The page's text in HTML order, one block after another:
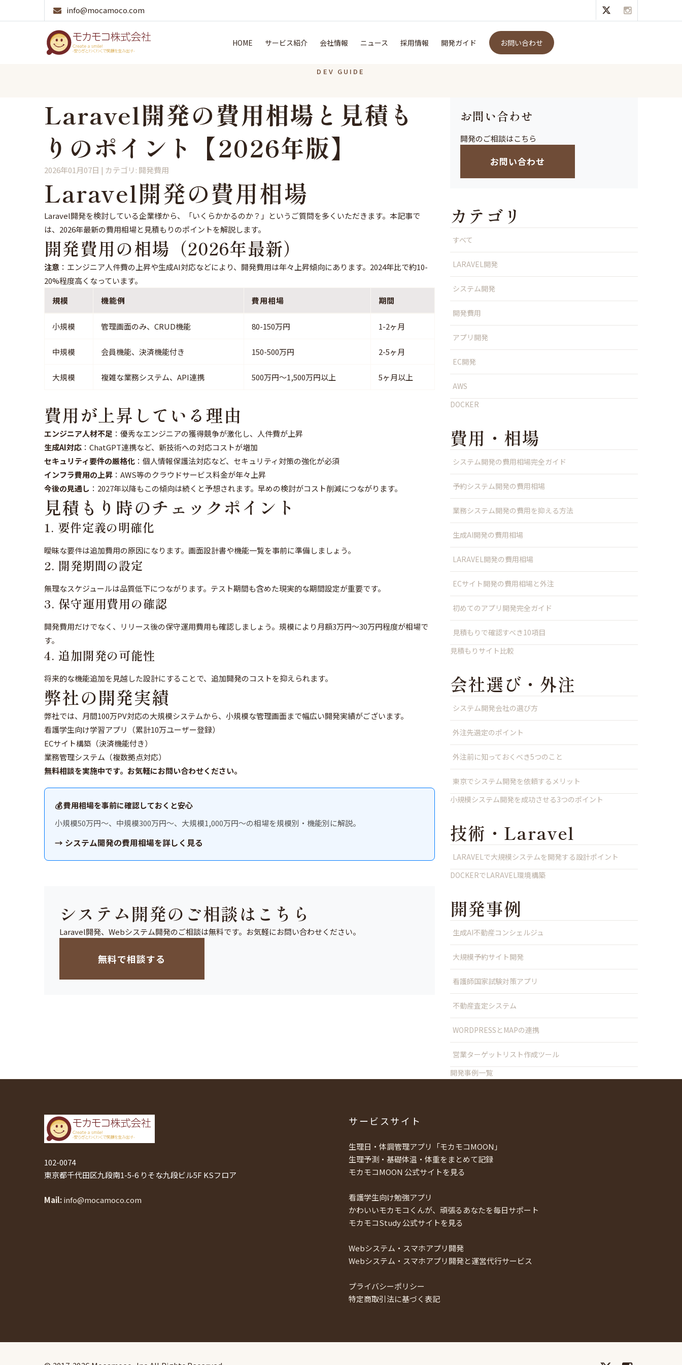
info@mocamoco.com
HOME サービス紹介 会社情報 ニュース 採用情報 開発ガイド お問い合わせ
DEV GUIDE
Laravel開発の費用相場と見積も
りのポイント【2026年版】
2026年01月07日 | カテゴリ: 開発費用
Laravel開発の費用相場
Laravel開発を検討している企業様から、「いくらかかるのか？」というご質問を多くいただきます。本記事で
は、2026年最新の費用相場と見積もりのポイントを解説します。
開発費用の相場（2026年最新）
注意 ：エンジニア人件費の上昇や生成AI対応などにより、開発費用は年々上昇傾向にあります。2024年比で約10-
20%程度高くなっています。
規模
機能例 費用相場 期間
小規模 管理画面のみ、CRUD機能 80-150万円 1-2ヶ月
中規模 会員機能、決済機能付き 150-500万円 2-5ヶ月
大規模 複雑な業務システム、API連携 500万円～1,500万円以上 5ヶ月以上
費用が上昇している理由
エンジニア人材不足 ：優秀なエンジニアの獲得競争が激化し、人件費が上昇
生成AI対応 ：ChatGPT連携など、新技術への対応コストが増加
セキュリティ要件の厳格化 ：個人情報保護法対応など、セキュリティ対策の強化が必須
インフラ費用の上昇 ：AWS等のクラウドサービス料金が年々上昇
今後の見通し ：2027年以降もこの傾向は続くと予想されます。早めの検討がコスト削減につながります。
見積もり時のチェックポイント
1. 要件定義の明確化
曖昧な要件は追加費用の原因になります。画面設計書や機能一覧を事前に準備しましょう。
2. 開発期間の設定
無理なスケジュールは品質低下につながります。テスト期間も含めた現実的な期間設定が重要です。
3. 保守運用費用の確認
開発費用だけでなく、リリース後の保守運用費用も確認しましょう。規模により月額3万円～30万円程度が相場で
す。
4. 追加開発の可能性
将来的な機能追加を見越した設計にすることで、追加開発のコストを抑えられます。
弊社の開発実績
弊社では、月間100万PV対応の大規模システムから、小規模な管理画面まで幅広い開発実績がございます。
看護学生向け学習アプリ（累計10万ユーザー登録）
ECサイト構築（決済機能付き）
業務管理システム（複数拠点対応）
無料相談を実施中です。お気軽にお問い合わせください。
💰 費用相場を事前に確認しておくと安心
小規模50万円〜、中規模300万円〜、大規模1,000万円〜の相場を規模別・機能別に解説。
→ システム開発の費用相場を詳しく見る
システム開発のご相談はこちら
Laravel開発、Webシステム開発のご相談は無料です。お気軽にお問い合わせください。
無料で相談する
お問い合わせ
開発のご相談はこちら
お問い合わせ
カテゴリ
すべて
LARAVEL開発
システム開発
開発費用
アプリ開発
EC開発
AWS
DOCKER
費用・相場
システム開発の費用相場完全ガイド
予約システム開発の費用相場
業務システム開発の費用を抑える方法
生成AI開発の費用相場
LARAVEL開発の費用相場
ECサイト開発の費用相場と外注
初めてのアプリ開発完全ガイド
見積もりで確認すべき10項目
見積もりサイト比較
会社選び・外注
システム開発会社の選び方
外注先選定のポイント
外注前に知っておくべき5つのこと
東京でシステム開発を依頼するメリット
小規模システム開発を成功させる3つのポイント
技術・Laravel
LARAVELで大規模システムを開発する設計ポイント
DOCKERでLARAVEL環境構築
開発事例
生成AI不動産コンシェルジュ
大規模予約サイト開発
看護師国家試験対策アプリ
不動産査定システム
WORDPRESSとMAPの連携
営業ターゲットリスト作成ツール
開発事例一覧
102-0074
東京都千代田区九段南1-5-6 りそな九段ビル5F KSフロア
Mail info@mocamoco.com
サービスサイト
生理日・体調管理アプリ「モカモコMOON」
生理予測・基礎体温・体重をまとめて記録
モカモコMOON 公式サイトを見る
看護学生向け勉強アプリ
かわいいモカモコくんが、頑張るあなたを毎日サポート
モカモコStudy 公式サイトを見る
Webシステム・スマホアプリ開発
Webシステム・スマホアプリ開発と運営代行サービス
プライバシーポリシー
特定商取引法に基づく表記